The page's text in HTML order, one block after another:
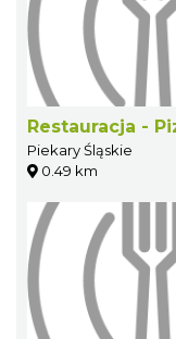
Restauracja -
Piekary Śląskie
0.49 km